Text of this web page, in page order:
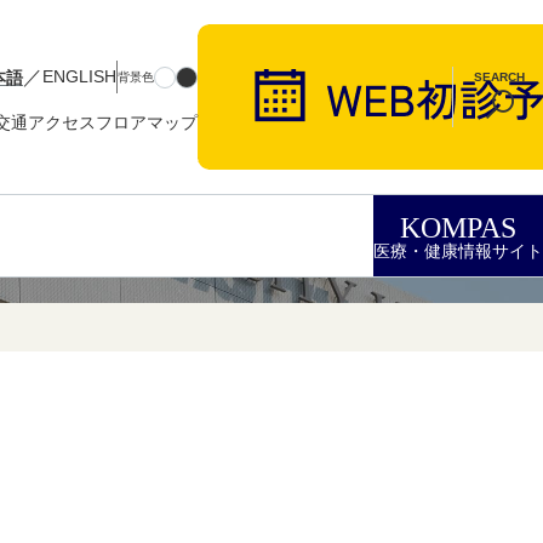
語／ENGLISH背景色
通アクセスフロアマップ
SEARCH
KOMPAS
医療・健康情報サイト